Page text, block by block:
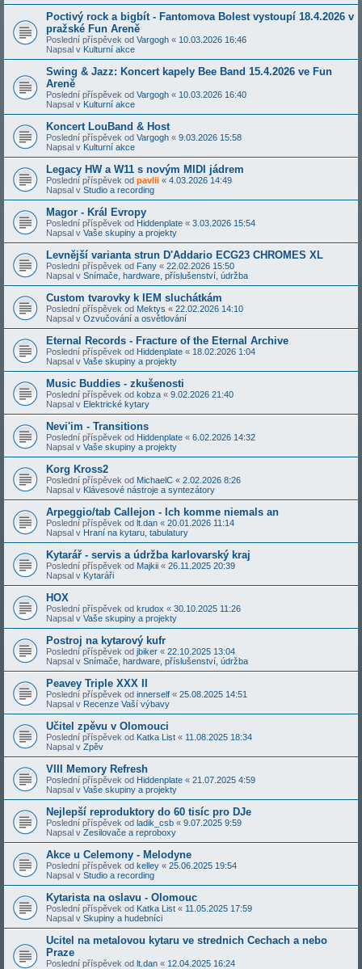
Poctivý rock a bigbít - Fantomova Bolest vystoupí 18.4.2026 v
pražské Fun Areně
Poslední příspěvek od Vargogh « 10.03.2026 16:46
Napsal v Kulturní akce
Swing & Jazz: Koncert kapely Bee Band 15.4.2026 ve Fun
Areně
Poslední příspěvek od Vargogh « 10.03.2026 16:40
Napsal v Kulturní akce
Koncert LouBand & Host
Poslední příspěvek od Vargogh « 9.03.2026 15:58
Napsal v Kulturní akce
Legacy HW a W11 s novým MIDI jádrem
Poslední příspěvek od pavlii « 4.03.2026 14:49
Napsal v Studio a recording
Magor - Král Evropy
Poslední příspěvek od Hiddenplate « 3.03.2026 15:54
Napsal v Vaše skupiny a projekty
Levnější varianta strun D'Addario ECG23 CHROMES XL
Poslední příspěvek od Fany « 22.02.2026 15:50
Napsal v Snímače, hardware, příslušenství, údržba
Custom tvarovky k IEM sluchátkám
Poslední příspěvek od Mektys « 22.02.2026 14:10
Napsal v Ozvučování a osvětlování
Eternal Records - Fracture of the Eternal Archive
Poslední příspěvek od Hiddenplate « 18.02.2026 1:04
Napsal v Vaše skupiny a projekty
Music Buddies - zkušenosti
Poslední příspěvek od kobza « 9.02.2026 21:40
Napsal v Elektrické kytary
Nevi'im - Transitions
Poslední příspěvek od Hiddenplate « 6.02.2026 14:32
Napsal v Vaše skupiny a projekty
Korg Kross2
Poslední příspěvek od MichaelC « 2.02.2026 8:26
Napsal v Klávesové nástroje a syntezátory
Arpeggio/tab Callejon - Ich komme niemals an
Poslední příspěvek od lt.dan « 20.01.2026 11:14
Napsal v Hraní na kytaru, tabulatury
Kytarář - servis a údržba karlovarský kraj
Poslední příspěvek od Majkii « 26.11.2025 20:39
Napsal v Kytaráři
HOX
Poslední příspěvek od krudox « 30.10.2025 11:26
Napsal v Vaše skupiny a projekty
Postroj na kytarový kufr
Poslední příspěvek od jbiker « 22.10.2025 13:04
Napsal v Snímače, hardware, příslušenství, údržba
Peavey Triple XXX II
Poslední příspěvek od innerself « 25.08.2025 14:51
Napsal v Recenze Vaší výbavy
Učitel zpěvu v Olomouci
Poslední příspěvek od Katka List « 11.08.2025 18:34
Napsal v Zpěv
VIII Memory Refresh
Poslední příspěvek od Hiddenplate « 21.07.2025 4:59
Napsal v Vaše skupiny a projekty
Nejlepší reproduktory do 60 tisíc pro DJe
Poslední příspěvek od ladik_csb « 9.07.2025 9:59
Napsal v Zesilovače a reproboxy
Akce u Celemony - Melodyne
Poslední příspěvek od kelley « 25.06.2025 19:54
Napsal v Studio a recording
Kytarista na oslavu - Olomouc
Poslední příspěvek od Katka List « 11.05.2025 17:59
Napsal v Skupiny a hudebníci
Ucitel na metalovou kytaru ve strednich Cechach a nebo
Praze
Poslední příspěvek od lt.dan « 12.04.2025 16:24